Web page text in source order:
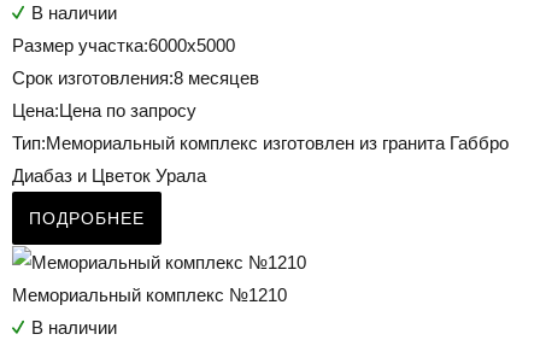
В наличии
Размер участка:6000х5000
Срок изготовления:8 месяцев
Цена:Цена по запросу
Тип:Мемориальный комплекс изготовлен из гранита Габбро
Диабаз и Цветок Урала
ПОДРОБНЕЕ
Мемориальный комплекс №1210
В наличии